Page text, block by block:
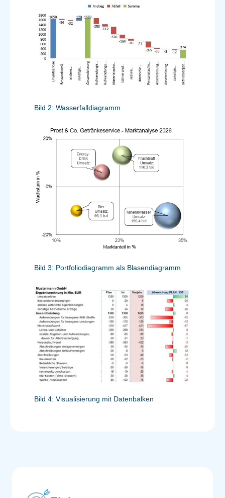
Bild 2: Wasserfalldiagramm
Bild 3: Portfoliodiagramm als Blasendiagramm
Bild 4: Visualisierung mit Datenbalken